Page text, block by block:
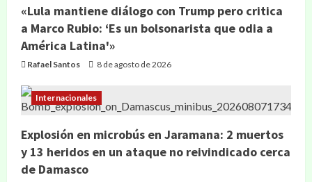
«Lula mantiene diálogo con Trump pero critica
a Marco Rubio: ‘Es un bolsonarista que odia a
América Latina'»
Rafael Santos 8 de agosto de 2026
Internacionales
Explosión en microbús en Jaramana: 2 muertos
y 13 heridos en un ataque no reivindicado cerca
de Damasco